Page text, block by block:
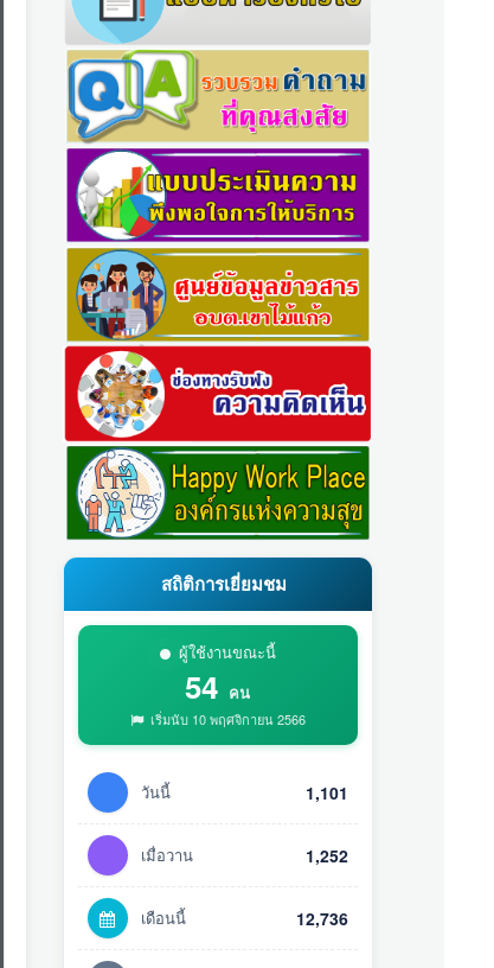
สถิติการเยี่ยมชม
ผู้ใช้งานขณะนี้
54 คน
เริ่มนับ 10 พฤศจิกายน 2566
วันนี้ 1,101
เมื่อวาน 1,252
เดือนนี้ 12,736